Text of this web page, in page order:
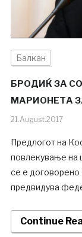
Балкан
БРОДИЌ ЗА
МАРИОНЕТА
21.August.2017
Предлогот на
повлекување на
се е договорено
предвидува
Continue